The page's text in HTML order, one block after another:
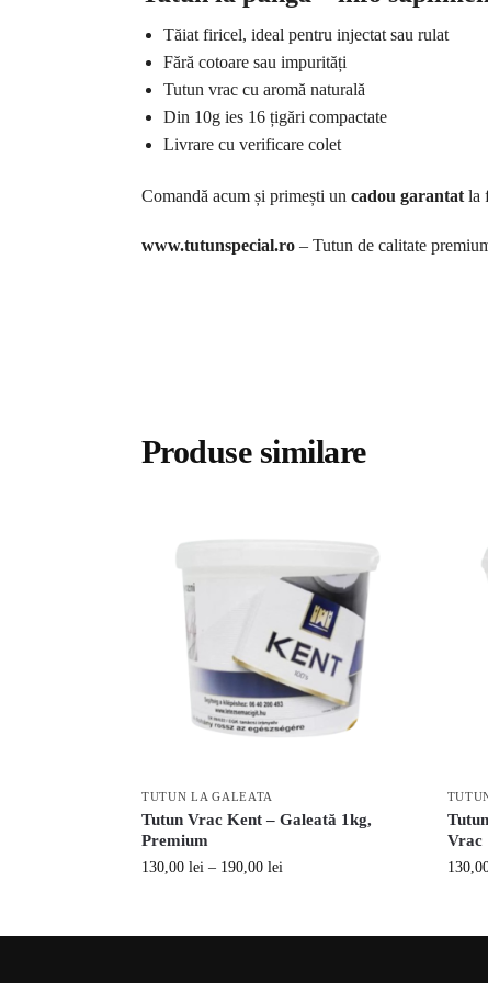
Tăiat firicel, ideal pentru injectat sau rulat
Fără cotoare sau impurități
Tutun vrac cu aromă naturală
Din 10g ies 16 țigări compactate
Livrare cu verificare colet
Comandă acum și primești un cadou garantatla
www.tutunspecial.ro– Tutun de calitate
Produse similare
TUTUN LA GALEATA
Tutun Vrac Kent – Galeată 1kg,
Premium
130,00 lei – 190,00 lei
Vrac